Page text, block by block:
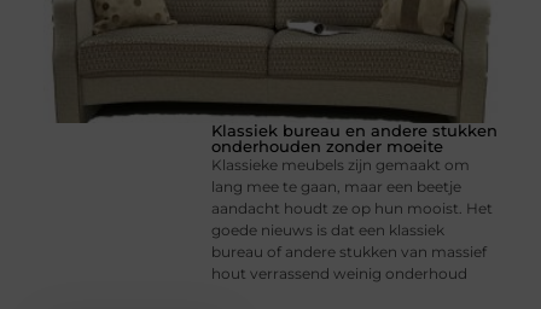
Klassiek bureau en andere stukken
onderhouden zonder moeite
Klassieke meubels zijn gemaakt om
lang mee te gaan, maar een beetje
aandacht houdt ze op hun mooist. Het
goede nieuws is dat een klassiek
bureau of andere stukken van massief
hout verrassend weinig onderhoud